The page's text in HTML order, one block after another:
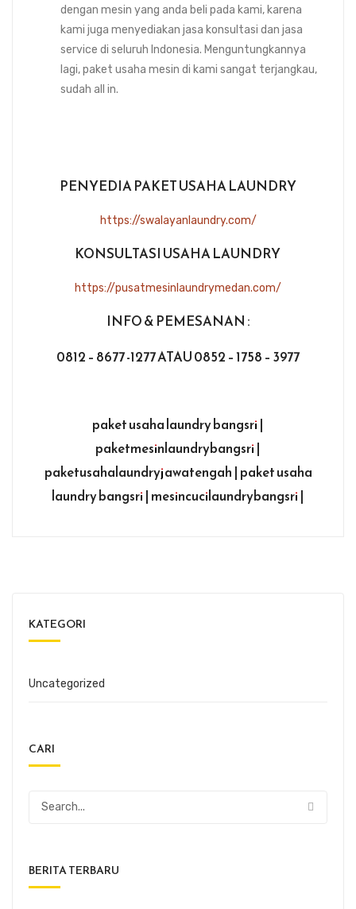
dengan mesin yang anda beli pada kami, karena
kami juga menyediakan jasa konsultasi dan jasa
service di seluruh Indonesia. Menguntungkannya
lagi, paket usaha mesin di kami sangat terjangkau,
sudah all in.
PENYEDIA PAKET USAHA LAUNDRY
https://swalayanlaundry.com/
KONSULTASI USAHA LAUNDRY
https://pusatmesinlaundrymedan.com/
INFO & PEMESANAN :
0812 – 8677 -1277 ATAU 0852 – 1758 – 3977
paket usaha laundry bangsri |
paketmesinlaundrybangsri |
paketusahalaundryjawatengah | paket usaha
laundry bangsri | mesincucilaundrybangsri |
KATEGORI
Uncategorized
CARI
BERITA TERBARU